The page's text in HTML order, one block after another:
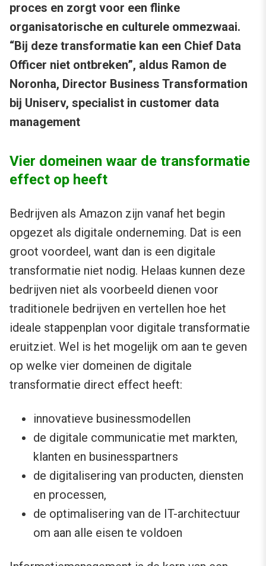
proces en zorgt voor een flinke
organisatorische en culturele ommezwaai.
“Bij deze transformatie kan een Chief Data
Officer niet ontbreken”, aldus Ramon de
Noronha, Director Business Transformation
bij Uniserv, specialist in customer data
management
Vier domeinen waar de transformatie
effect op heeft
Bedrijven als Amazon zijn vanaf het begin
opgezet als digitale onderneming. Dat is een
groot voordeel, want dan is een digitale
transformatie niet nodig. Helaas kunnen deze
bedrijven niet als voorbeeld dienen voor
traditionele bedrijven en vertellen hoe het
ideale stappenplan voor digitale transformatie
eruitziet. Wel is het mogelijk om aan te geven
op welke vier domeinen de digitale
transformatie direct effect heeft:
innovatieve businessmodellen
de digitale communicatie met markten,
klanten en businesspartners
de digitalisering van producten, diensten
en processen,
de optimalisering van de IT-architectuur
om aan alle eisen te voldoen